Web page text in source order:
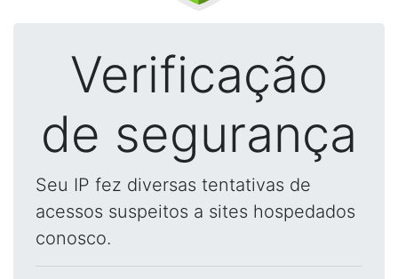
Verificação
de segurança
Seu IP fez diversas tentativas de
acessos suspeitos a sites hospedados
conosco.